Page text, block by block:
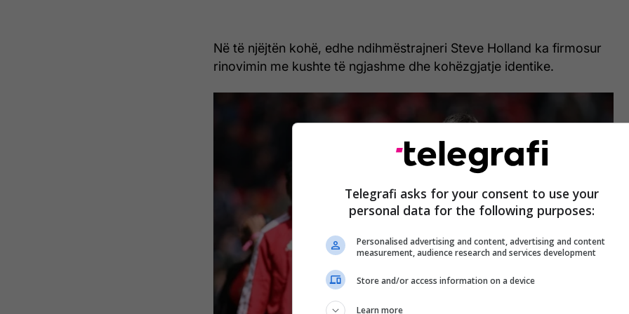
Në të njëjtën kohë, edhe ndihmëstrajneri Steve Holland ka firmosur
rinovimin me kushte të ngjashme dhe kohëzgjatje identike.
Telegrafi asks for your consent to use your
personal data for the following purposes:
Personalised advertising and content, advertising and content
measurement, audience research and services development
Store and/or access information on a device
Learn more